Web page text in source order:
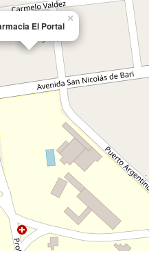
El Portal
×